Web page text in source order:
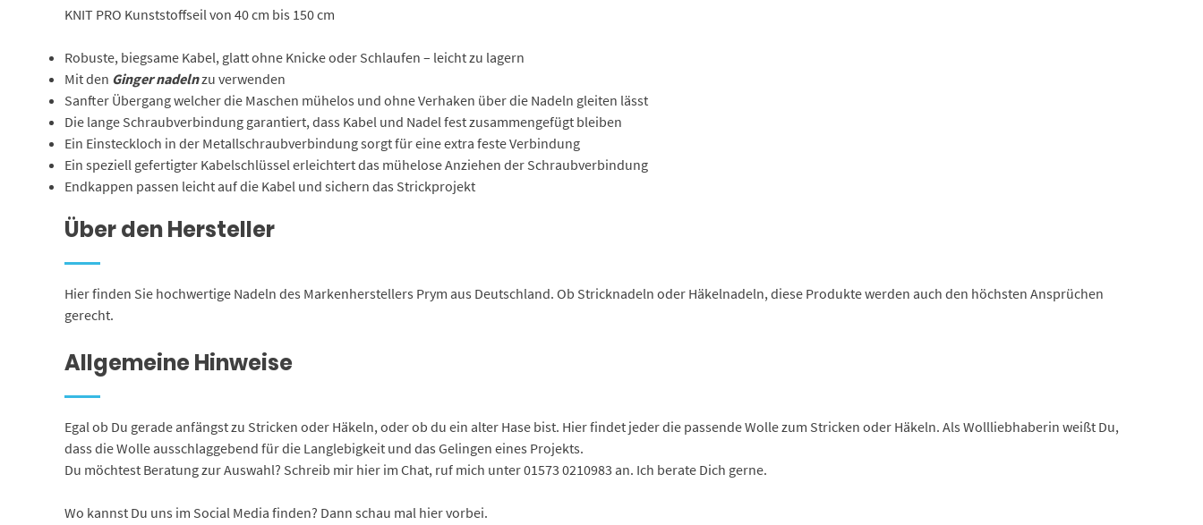
KNIT PRO Kunststoffseil von 40 cm bis 150 cm
Robuste, biegsame Kabel, glatt ohne Knicke oder Schlaufen – leicht zu lagern
Mit den Ginger nadelnzu verwenden
Sanfter Übergang welcher die Maschen mühelos und ohne Verhaken über die Nadeln gleiten lässt
Die lange Schraubverbindung garantiert, dass Kabel und Nadel fest zusammengefügt bleiben
Ein Einsteckloch in der Metallschraubverbindung sorgt für eine extra feste Verbindung
Ein speziell gefertigter Kabelschlüssel erleichtert das mühelose Anziehen der Schraubverbindung
Endkappen passen leicht auf die Kabel und sichern das Strickprojekt
Über den Hersteller
Hier finden Sie hochwertige Nadeln des Markenherstellers Prym aus Deutschland. Ob Stricknadeln oder Häkelnadeln, diese Produkte werden auch den höchsten Ansprüchen
gerecht.
Allgemeine Hinweise
Egal ob Du gerade anfängst zu Stricken oder Häkeln, oder ob du ein alter Hase bist. Hier findet jeder die passende Wolle zum Stricken oder Häkeln. Als Wollliebhaberin weißt Du,
dass die Wolle ausschlaggebend für die Langlebigkeit und das Gelingen eines Projekts.
Du möchtest Beratung zur Auswahl? Schreib mir hier im Chat, ruf mich unter 01573 0210983 an. Ich berate Dich gerne.
Wo kannst Du uns im Social Media finden? Dann schau mal hier vorbei.